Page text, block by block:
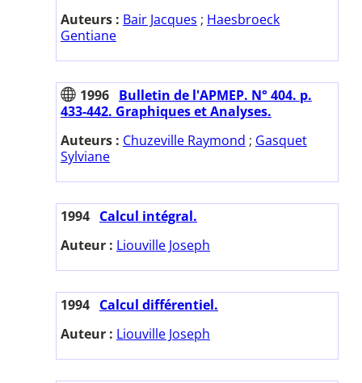
Auteurs : Bair Jacques ; Haesbroeck
Gentiane
1996 Bulletin de l'APMEP. N° 404. p.
433-442. Graphiques et Analyses.
Auteurs : Chuzeville Raymond ; Gasquet
Sylviane
1994 Calcul intégral.
Auteur : Liouville Joseph
1994 Calcul différentiel.
Auteur : Liouville Joseph